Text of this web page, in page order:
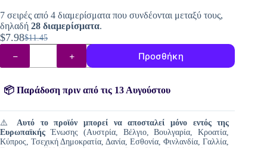
7 σειρές από 4 διαμερίσματα που συνδέονται μεταξύ τους,
δηλαδή 28 διαμερίσματα.
$11.45
Original
was:
$7.98Η
τιμή
$7.98.
Θήκες
χάντρες
ποσότητα
Προσθήκη
📦 Παράδοση πριν από τις 13 Αυγούστου
⚠️Αυτό το προϊόν μπορεί να αποσταλεί μόνο εντός της
Ευρωπαϊκής Ένωσης (Αυστρία, Βέλγιο, Βουλγαρία, Κροατία,
Κύπρος, Τσεχική Δημοκρατία, Δανία, Εσθονία, Φινλανδία, Γαλλία,